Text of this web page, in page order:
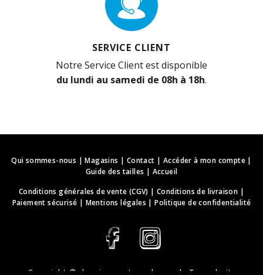
SERVICE CLIENT
Notre Service Client est disponible
du lundi au samedi de 08h à 18h.
Qui sommes-nous |Magasins | Contact | Accéder à mon compte|
Guide des tailles | Accueil
Conditions générales de vente (CGV) |Conditions de livraison |
Paiement sécurisé | Mentions légales |Politique de confidentialité
Copyright © deguisements-cadeaux.ch . Tous droits